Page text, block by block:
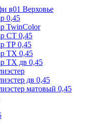
в01 Верховье
0,45
TwinColor
СТ 0,45
ТР 0,45
ТХ 0,45
ТХ дв 0,45
дв 0,45
матовый 0,45